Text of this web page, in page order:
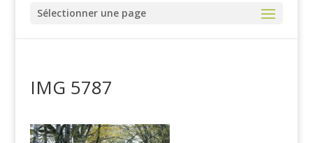
Sélectionner une page
IMG 5787